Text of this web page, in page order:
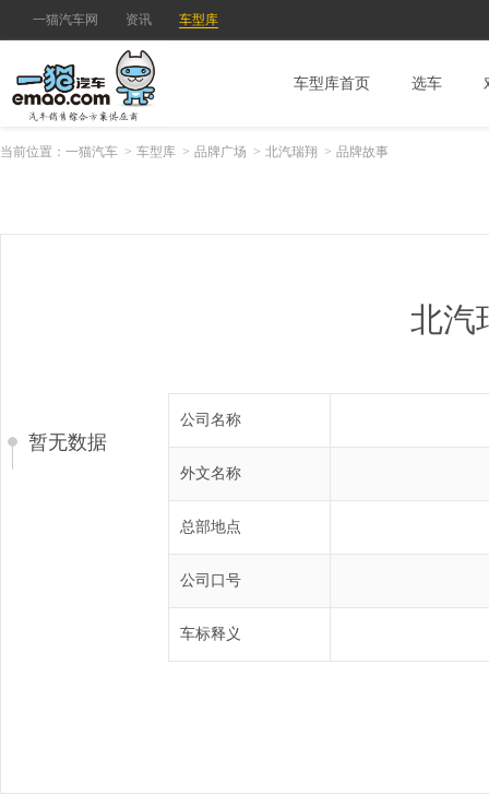
一猫汽车网 资讯 车型库
车型库首页 选车
当前位置： 一猫汽车 > 车型库 > 品牌广场 > 北汽瑞翔 > 品牌故事
北汽
公司名称
外文名称
总部地点
公司口号
车标释义
暂无数据